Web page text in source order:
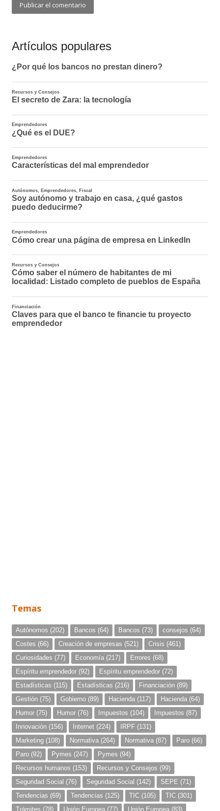
Artículos populares
Temas
Autónomos (202) Bancos (64) Bancos (73) consejos (64)
Costes (66) Creación de empresas (521) Crisis (461)
Curiosidades (77) Economía (217) Errores (68)
Espíritu emprendedor (92) Espíritu emprendedor (72)
Estadísticas (115) Estadísticas (216) Financiación (89)
Gestión (75) Gobierno (89) Hacienda (117) Hacienda (64)
Humor (75) Humor (76) Impuestos (104) Impuestos (87)
Innovación (156) Internet (224) IRPF (131)
Marketing (108) Normativa (264) Normativa (87) Paro (66)
Paro (92) Pymes (247) Pymes (94)
Recursos humanos (153) Recursos y Consejos (99)
Seguridad Social (76) Seguridad Social (142) SEPE (71)
Tendencias (69) Tendencias (125) TIC (105) TIC (301)
Trámites (78) Unión Europea (77) Unión Europea (83)